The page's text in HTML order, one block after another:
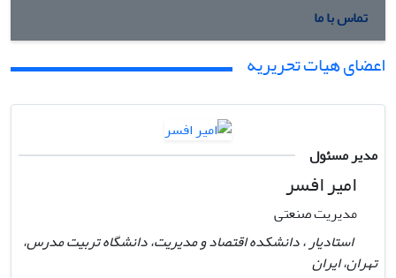
تماس با ما
اعضای هیات تحریریه
مدیر مسئول
امیر افسر
مدیریت صنعتی
استادیار ، دانشکده اقتصاد و مدیریت، دانشگاه تربیت مدرس،
تهران، ایران